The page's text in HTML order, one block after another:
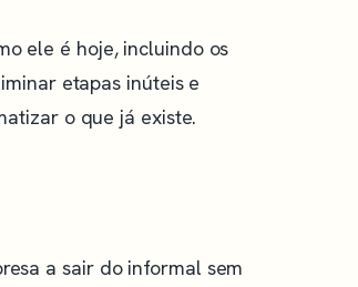
ele é hoje, incluindo os
etapas inúteis e
o que já existe.
a sair do informal sem